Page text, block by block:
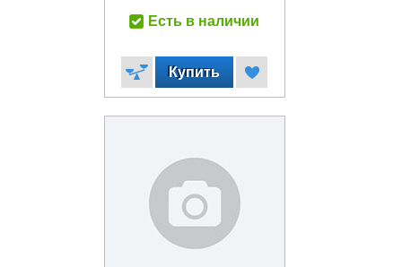
Есть в наличии